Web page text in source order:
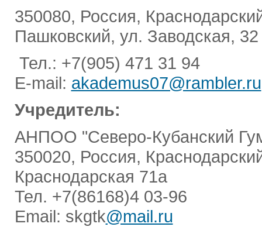
350080, Россия,
Пашковский, ул. Заводская, 32
Тел.: +7(905) 471 31 94
E-mail: akademus07@rambler.ru
Учредитель:
АНПОО "Северо-Кубанский
350020, Россия,
Краснодарская 71а
Тел. +7(86168)4 03-96
Email: skgtk@mail.ru